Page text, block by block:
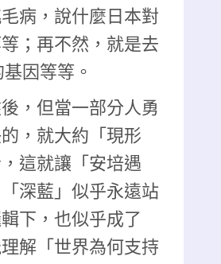
病，說什麼日本對
；再不然，就是去
因等等。
，但當一部分人勇
，就大約「現形
這就讓「安培遇
深藍」似乎永遠站
下，也似乎成了
解「世界為何支持